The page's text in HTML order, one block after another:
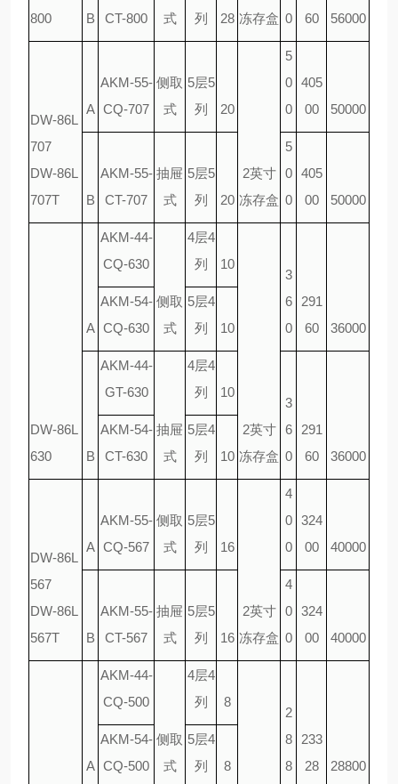
800
冻存盒
B
CT-800
式
列
28
0
60
56000
DW-86L
707
DW-86L
707T
A
AKM-55-
CQ-707
侧取
式
5层5
列
20
2英寸
冻存盒
5
0
0
405
00
50000
B
AKM-55-
CT-707
抽屉
式
5层5
列
20
5
0
0
405
00
50000
DW-86L
630
A
AKM-44-
CQ-630
侧取
式
4层4
列
10
2英寸
冻存盒
3
6
0
291
60
36000
AKM-54-
CQ-630
5层4
列
10
B
AKM-44-
GT-630
抽屉
式
4层4
列
10
3
6
0
291
60
36000
AKM-54-
CT-630
5层4
列
10
DW-86L
567
DW-86L
567T
A
AKM-55-
CQ-567
侧取
式
5层5
列
16
2英寸
冻存盒
4
0
0
324
00
40000
B
AKM-55-
CT-567
抽屉
式
5层5
列
16
4
0
0
324
00
40000
A
AKM-44-
CQ-500
侧取
式
4层4
列
8
2
8
8
233
28
28800
AKM-54-
CQ-500
5层4
列
8